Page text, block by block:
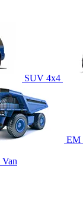
SUV 4x4
EM
Van